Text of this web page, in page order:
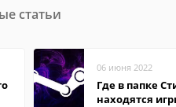
статьи
06 июня 2022
Где в папке
находятся